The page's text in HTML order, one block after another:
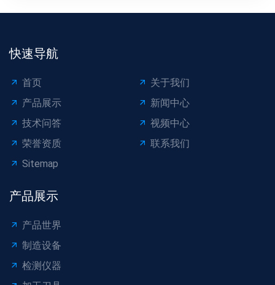
快速导航
首页
关于我们
产品展示
新闻中心
技术问答
视频中心
荣誉资质
联系我们
Sitemap
产品展示
产品世界
制造设备
检测仪器